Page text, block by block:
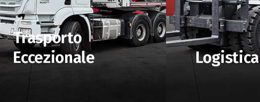
Trasporto
Eccezionale
Logistica